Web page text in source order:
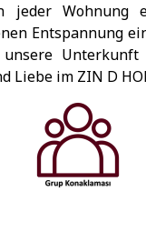
jeder Wohnung
Entspannung
Liebe im ZIN D